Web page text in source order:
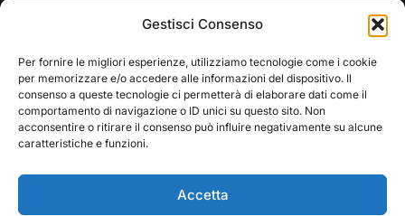
Gestisci Consenso
Per fornire le migliori esperienze, utilizziamo tecnologie come i cookie
per memorizzare e/o accedere alle informazioni del dispositivo. Il
consenso a queste tecnologie ci permetterà di elaborare dati come il
comportamento di navigazione o ID unici su questo sito. Non
acconsentire o ritirare il consenso può influire negativamente su alcune
caratteristiche e funzioni.
Accetta
Copyright © 2026 — Frasassi Climbing Festival. All